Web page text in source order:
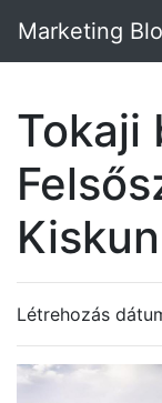
Marketing
Tokaji
Létrehozás